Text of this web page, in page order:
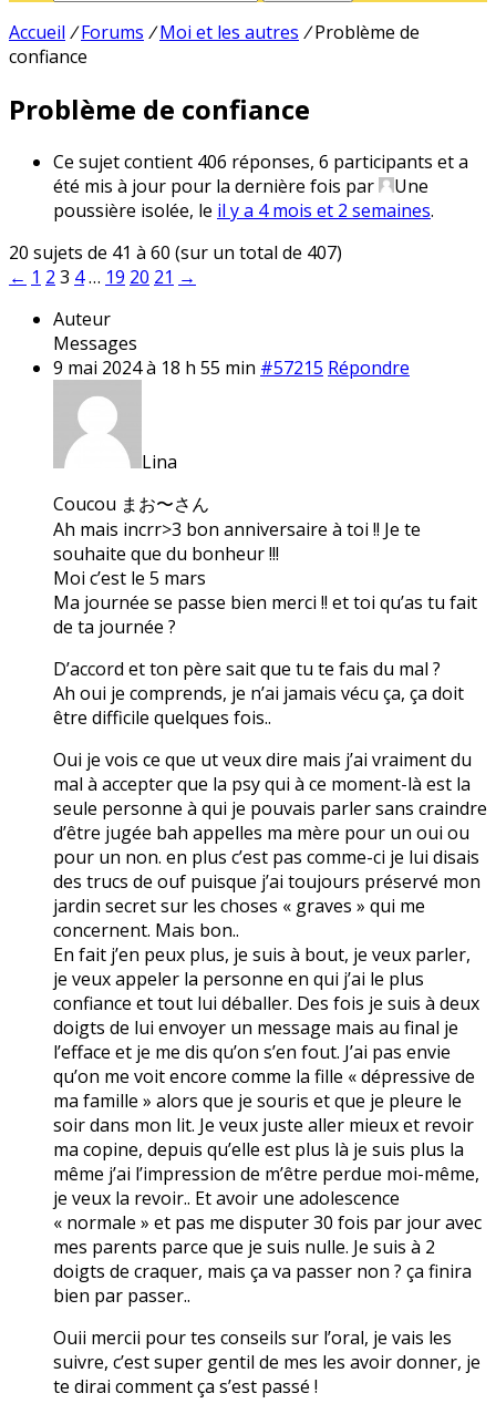
Accueil / Forums / Moi et les autres / Problème de
confiance
Problème de confiance
Ce sujet contient 406 réponses, 6 participants et a
été mis à jour pour la dernière fois par
Une
poussière isolée, le il y a 4 mois et 2 semaines.
20 sujets de 41 à 60 (sur un total de 407)
← 1 2 3 4… 19 20 21 →
Auteur
Messages
9 mai 2024 à 18 h 55 min #57215 Répondre
Lina
Coucou まお〜さん
Ah mais incrr>3 bon anniversaire à toi !! Je te
souhaite que du bonheur !!!
Moi c’est le 5 mars
Ma journée se passe bien merci !! et toi qu’as tu fait
de ta journée ?
D’accord et ton père sait que tu te fais du mal ?
Ah oui je comprends, je n’ai jamais vécu ça, ça doit
être difficile quelques fois..
Oui je vois ce que ut veux dire mais j’ai vraiment du
mal à accepter que la psy qui à ce moment-là est la
seule personne à qui je pouvais parler sans craindre
d’être jugée bah appelles ma mère pour un oui ou
pour un non. en plus c’est pas comme-ci je lui disais
des trucs de ouf puisque j’ai toujours préservé mon
jardin secret sur les choses « graves » qui me
concernent. Mais bon..
En fait j’en peux plus, je suis à bout, je veux parler,
je veux appeler la personne en qui j’ai le plus
confiance et tout lui déballer. Des fois je suis à deux
doigts de lui envoyer un message mais au final je
l’efface et je me dis qu’on s’en fout. J’ai pas envie
qu’on me voit encore comme la fille « dépressive de
ma famille » alors que je souris et que je pleure le
soir dans mon lit. Je veux juste aller mieux et revoir
ma copine, depuis qu’elle est plus là je suis plus la
même j’ai l’impression de m’être perdue moi-même,
je veux la revoir.. Et avoir une adolescence
« normale » et pas me disputer 30 fois par jour avec
mes parents parce que je suis nulle. Je suis à 2
doigts de craquer, mais ça va passer non ? ça finira
bien par passer..
Ouii mercii pour tes conseils sur l’oral, je vais les
suivre, c’est super gentil de mes les avoir donner, je
te dirai comment ça s’est passé !